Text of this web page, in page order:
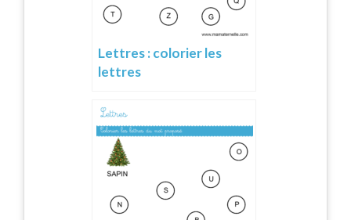
Lettres : colorier les
lettres